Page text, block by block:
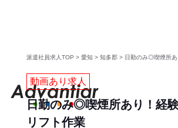
派遣社員求人TOP >愛知 >知多郡 > 日勤のみ◎喫煙所あ
動画あり求人
日勤のみ◎喫煙所あり！経
リフト作業